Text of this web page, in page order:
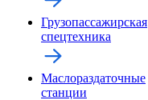
Грузопассажирская
спецтехника
Маслораздаточные
станции